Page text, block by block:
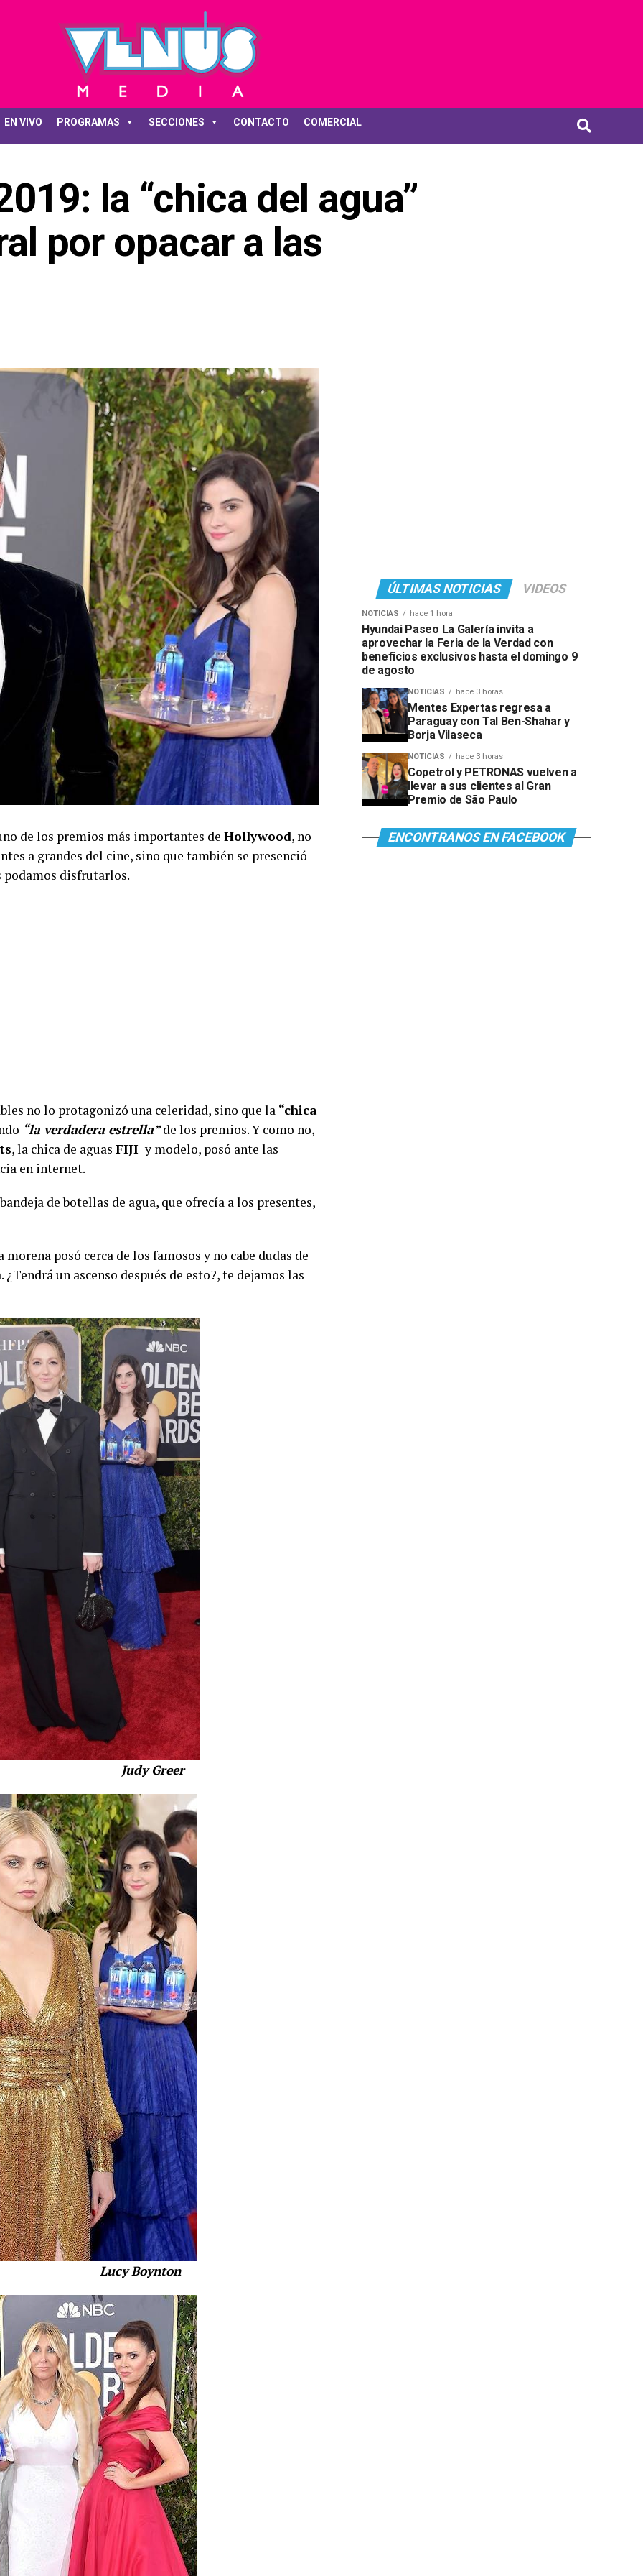
EN VIVO PROGRAMAS SECCIONES CONTACTO COMERCIAL
la “chica del agua”
por opacar a las
de los premios más importantes de Hollywood, no
a grandes del cine, sino que también se presenció
podamos disfrutarlos.
no lo protagonizó una celeridad, sino que la “chica
“la verdadera estrella”de los premios. Y como no,
, la chica de aguas FIJI y modelo, posó ante las
en internet.
de botellas de agua, que ofrecía a los presentes,
posó cerca de los famosos y no cabe dudas de
un ascenso después de esto?, te dejamos las
ÚLTIMAS NOTICIAS VIDEOS
NOTICIAS hace 1 hora
Hyundai Paseo La Galería invita a
aprovechar la Feria de la Verdad con
beneficios exclusivos hasta el domingo 9
de agosto
NOTICIAS hace 3 horas
Mentes Expertas regresa a
Paraguay con Tal Ben-Shahar y
Borja Vilaseca
NOTICIAS hace 3 horas
Copetrol y PETRONAS vuelven a
llevar a sus clientes al Gran
Premio de São Paulo
ENCONTRANOS EN FACEBOOK